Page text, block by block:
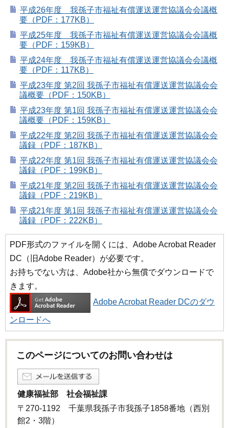
平成26年度 我孫子市福祉有償運送運営協議会会議概
要（PDF：177KB）
平成25年度 我孫子市福祉有償運送運営協議会会議概
要（PDF：159KB）
平成24年度 我孫子市福祉有償運送運営協議会会議概
要（PDF：117KB）
平成23年度 第2回 我孫子市福祉有償運送運営協議会会
議概要（PDF：150KB）
平成23年度 第1回 我孫子市福祉有償運送運営協議会会
議概要（PDF：159KB）
平成22年度 第2回 我孫子市福祉有償運送運営協議会会
議録（PDF：187KB）
平成22年度 第1回 我孫子市福祉有償運送運営協議会会
議録（PDF：199KB）
平成21年度 第2回 我孫子市福祉有償運送運営協議会会
議録（PDF：219KB）
平成21年度 第1回 我孫子市福祉有償運送運営協議会会
議録（PDF：222KB）
PDF形式のファイルを開くには、Adobe Acrobat Reader
DC（旧Adobe Reader）が必要です。
お持ちでない方は、Adobe社から無償でダウンロードで
きます。
Adobe Acrobat Reader DCのダウ
ンロードへ
このページについてのお問い合わせは
健康福祉部 社会福祉課
〒270-1192 千葉県我孫子市我孫子1858番地（西別
館2・3階）